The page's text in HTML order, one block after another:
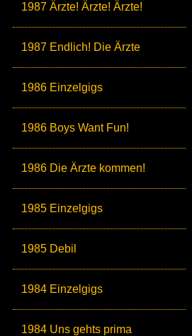
1987 Ärzte! Ärzte! Ärzte!
1987 Endlich! Die Ärzte
1986 Einzelgigs
1986 Boys Want Fun!
1986 Die Ärzte kommen!
1985 Einzelgigs
1985 Debil
1984 Einzelgigs
1984 Uns gehts prima